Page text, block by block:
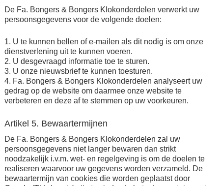
De Fa. Bongers & Bongers Klokonderdelen verwerkt uw
persoonsgegevens voor de volgende doelen:
1. U te kunnen bellen of e-mailen als dit nodig is om onze
dienstverlening uit te kunnen voeren.
2. U desgevraagd informatie toe te sturen.
3. U onze nieuwsbrief te kunnen toesturen.
4. Fa. Bongers & Bongers Klokonderdelen analyseert uw
gedrag op de website om daarmee onze website te
verbeteren en deze af te stemmen op uw voorkeuren.
Artikel 5. Bewaartermijnen
De Fa. Bongers & Bongers Klokonderdelen zal uw
persoonsgegevens niet langer bewaren dan strikt
noodzakelijk i.v.m. wet- en regelgeving is om de doelen te
realiseren waarvoor uw gegevens worden verzameld. De
bewaartermijn van cookies die worden geplaatst door